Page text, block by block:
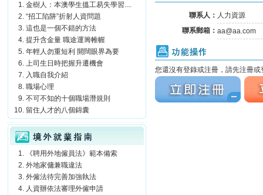
聯系人： 人力資源
聯系郵箱： aa@aa.com
功能操作
您還沒有登錄或注冊，請先注冊
立刻注冊
立刻
金樹人：本澳學生搵工易失學習....
“招工陷阱”折射人資問題
這也是一個不錯的方法
提升含金量 職途運籌帷幄
年輕人勿重短利 開闊眼界為要
上司生日時把握升遷機會
入職自我介紹
職場心理
不可不知的十個職場潛規則
留住人才的八個錦囊
境外就業指南
《聘用外地僱員法》範本備索
外地家傭兼職違法
外僱法待完善加強執法
人資辦依法審理外僱申請